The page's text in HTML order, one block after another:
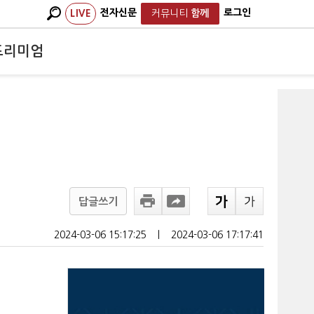
LIVE 전자신문 커뮤니티 함께 로그인
리미엄
답글쓰기
2024-03-06 15:17:25 2024-03-06 17:17:41